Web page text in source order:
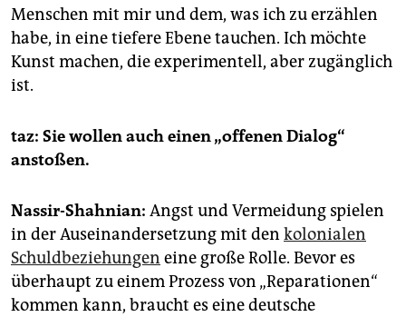
Menschen mit mir und dem, was ich zu erzählen
habe, in eine tiefere Ebene tauchen. Ich möchte
Kunst machen, die experimentell, aber zugänglich
ist.
taz: Sie wollen auch einen „offenen Dialog“
anstoßen.
Nassir-Shahnian: Angst und Vermeidung spielen
in der Auseinandersetzung mit den kolonialen
Schuldbeziehungen eine große Rolle. Bevor es
überhaupt zu einem Prozess von „Reparationen“
kommen kann, braucht es eine deutsche